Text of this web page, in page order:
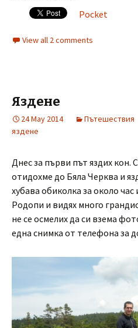
Pocket
View all 2 comments
Яздене
24 May 2014 Пътешествия
яздене
Днес за първи път яздих кон.
отидохме до Бяла Черква и
хубава обиколка за около
Родопи и видях много
не се осмелих да си взема
една снимка от телефона за